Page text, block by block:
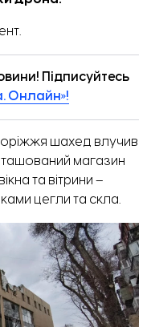
Підписуйтесь
Онлайн»!
шахед влучив
магазин
та вітрини –
цегли та скла.